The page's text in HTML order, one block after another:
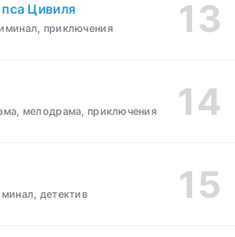
Цивиля
приключения
мелодрама, приключения
детектив